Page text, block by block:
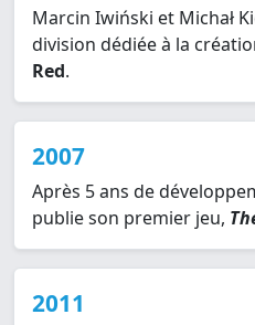
Marcin Iwiński et Michał
division dédiée à la
Red.
2007
Après 5 ans de
publie son premier jeu,
2011